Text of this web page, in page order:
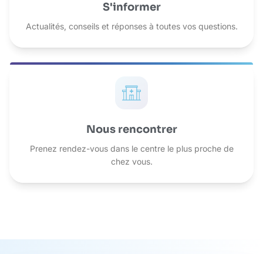
S'informer
Actualités, conseils et réponses à toutes vos questions.
Nous rencontrer
Prenez rendez-vous dans le centre le plus proche de
chez vous.